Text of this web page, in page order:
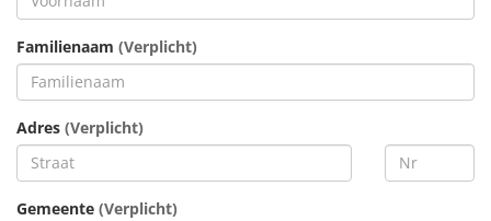
Familienaam (Verplicht)
Adres (Verplicht)
Gemeente (Verplicht)